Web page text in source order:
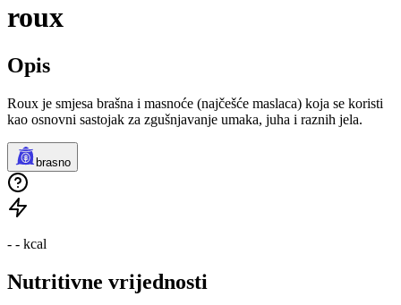
roux
Opis
Roux je smjesa brašna i masnoće (najčešće maslaca) koja se koristi
kao osnovni sastojak za zgušnjavanje umaka, juha i raznih jela.
brasno
- - kcal
Nutritivne vrijednosti